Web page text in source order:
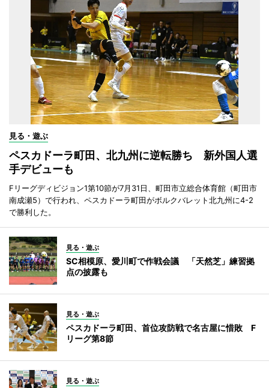
見る・遊ぶ
ペスカドーラ町田、北九州に逆転勝ち 新外国人選
手デビューも
Fリーグディビジョン1第10節が7月31日、町田市立総合体育館（町田市
南成瀬5）で行われ、ペスカドーラ町田がボルクバレット北九州に4-2
で勝利した。
見る・遊ぶ
SC相模原、愛川町で作戦会議 「天然芝」練習拠
点の披露も
見る・遊ぶ
ペスカドーラ町田、首位攻防戦で名古屋に惜敗 F
リーグ第8節
見る・遊ぶ